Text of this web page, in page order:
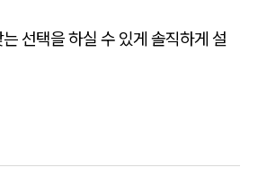
선택을 하실 수 있게 솔직하게 설